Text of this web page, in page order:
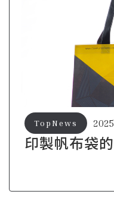
印製帆布袋
TopNews